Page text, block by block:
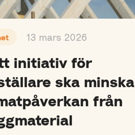
13 mars 2026
initiativ för
ska minska
från